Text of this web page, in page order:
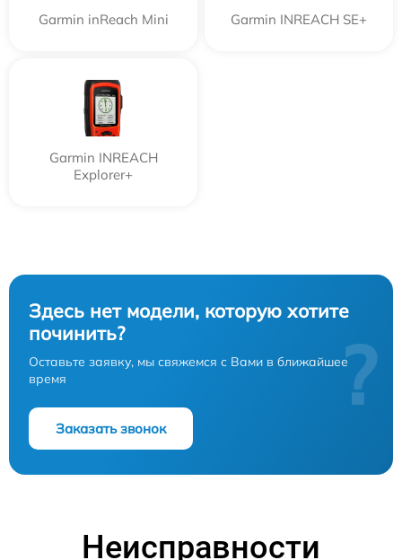
Garmin inReach Mini Garmin INREACH SE+
Garmin INREACH
Explorer+
Здесь нет модели, которую хотите
починить?
Оставьте заявку, мы свяжемся с Вами в ближайшее
время
Заказать звонок
?
Неисправности